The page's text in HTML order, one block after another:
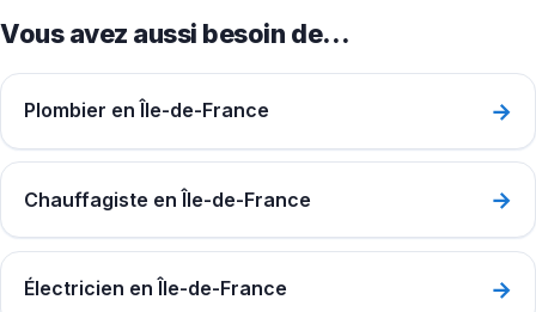
Vous avez aussi besoin de…
Plombier en Île-de-France →
Chauffagiste en Île-de-France →
Électricien en Île-de-France →